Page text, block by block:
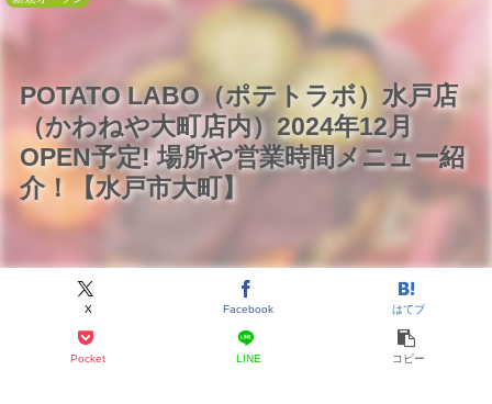
POTATO LABO（ポテトラボ）水戸店
（かわねや大町店内）2024年12月
OPEN予定! 場所や営業時間メニュー紹
介！【水戸市大町】
X Facebook はてブ
Pocket LINE コピー